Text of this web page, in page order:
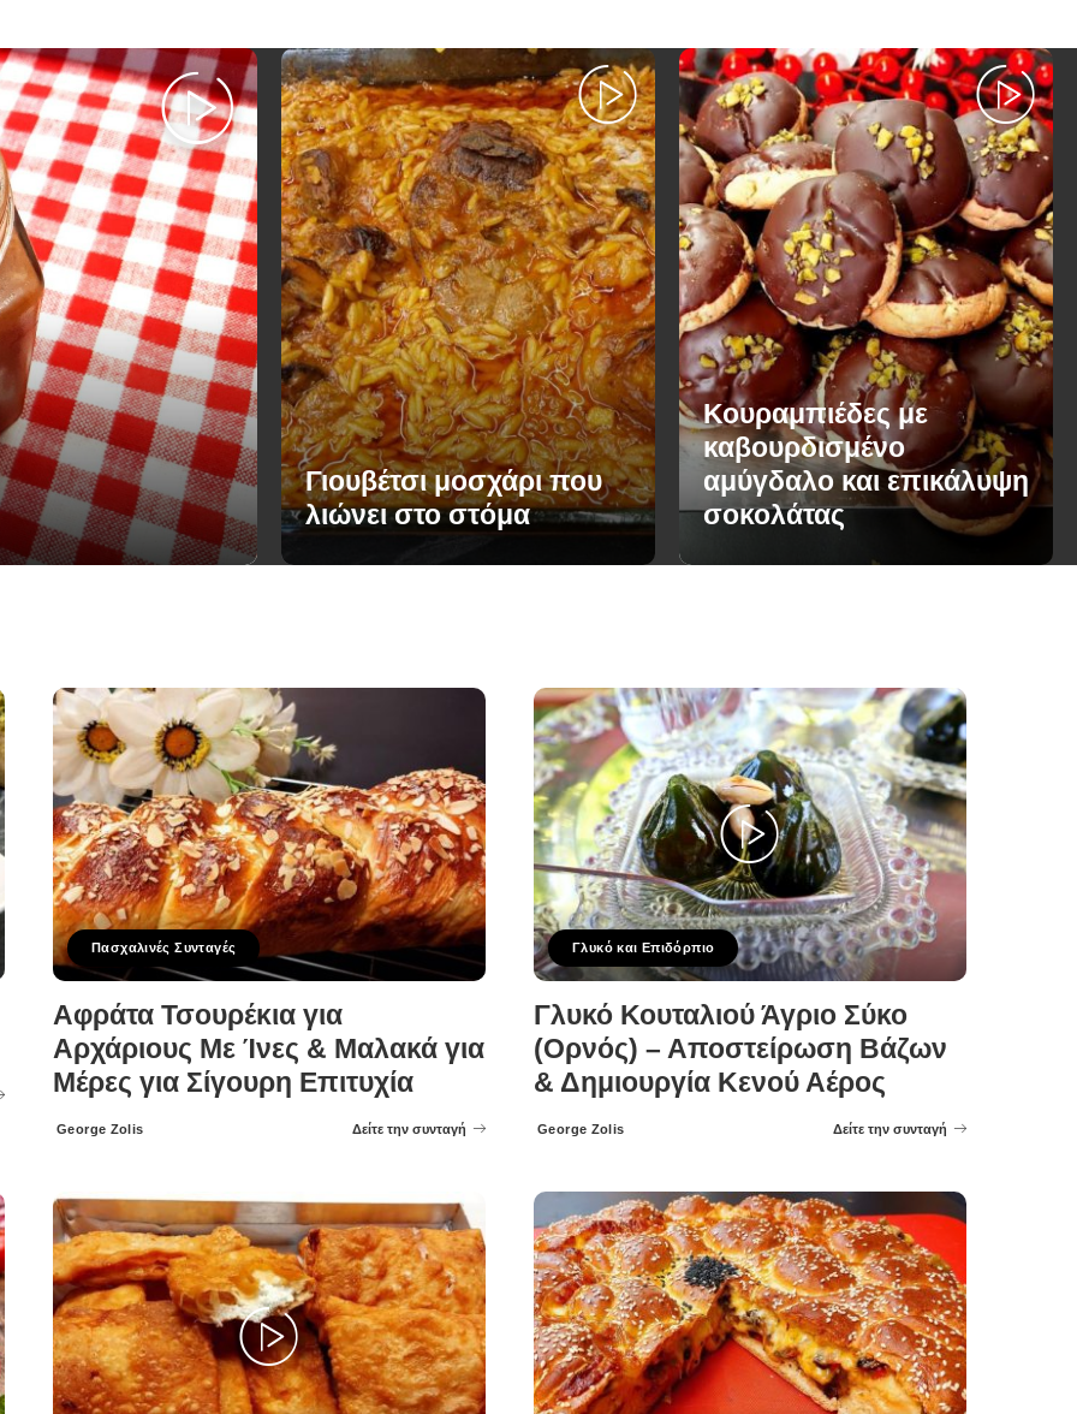
Γιουβέτσι μοσχάρι που
λιώνει στο στόμα
Κουραμπιέδες με
καβουρδισμένο
αμύγδαλο και επικάλυψη
σοκολάτας
Πασχαλινές Συνταγές
Αφράτα Τσουρέκια για
Αρχάριους Με Ίνες & Μαλακά για
Μέρες για Σίγουρη Επιτυχία
Posted
George Zolis Δείτε την συνταγή
Γλυκό και Επιδόρπιο
Γλυκό Κουταλιού Άγριο Σύκο
(Ορνός) – Αποστείρωση Βάζων
& Δημιουργία Κενού Αέρος
Posted
George Zolis Δείτε την συνταγή